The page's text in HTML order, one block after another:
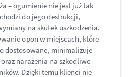
– ogumienie nie jest już tak
do jego destrukcji,
na skutek uszkodzenia.
opon w miejscach, które
dostosowane, minimalizuje
narażenia na szkodliwe
Dzięki temu klienci nie